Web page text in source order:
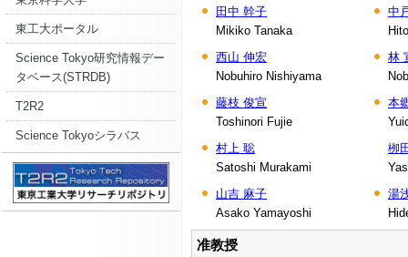
東工大ポータル
Science Tokyo研究情報デー
タベース(STRDB)
T2R2
Science Tokyoシラバス
田中 幹子
Mikiko Tanaka
中
西山 伸宏
Nobuhiro Nishiyama
林
藤枝 俊宣
Toshinori Fujie
本
村上 聡
Satoshi Murakami
栁
山吉 麻子
Asako Yamayoshi
湯
准教授